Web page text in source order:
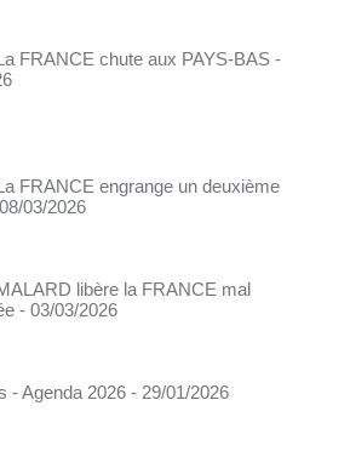
FRANCE chute aux PAYS-BAS -
FRANCE engrange un deuxième
03/2026
libère la FRANCE mal
- 03/03/2026
- Agenda 2026 - 29/01/2026